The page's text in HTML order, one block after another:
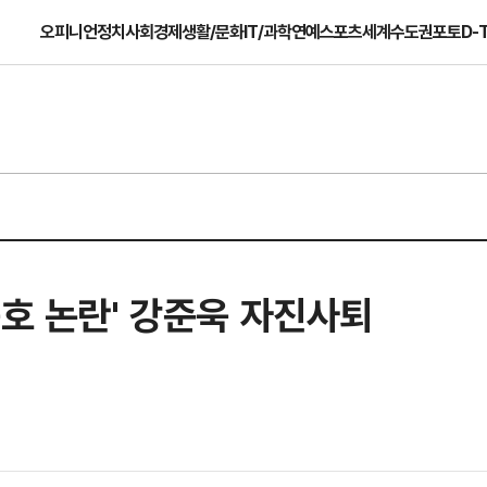
오피니언정치사회경제생활/문화IT/과학연예스포츠세계수도권포토D-
논란' 강준욱 자진사퇴